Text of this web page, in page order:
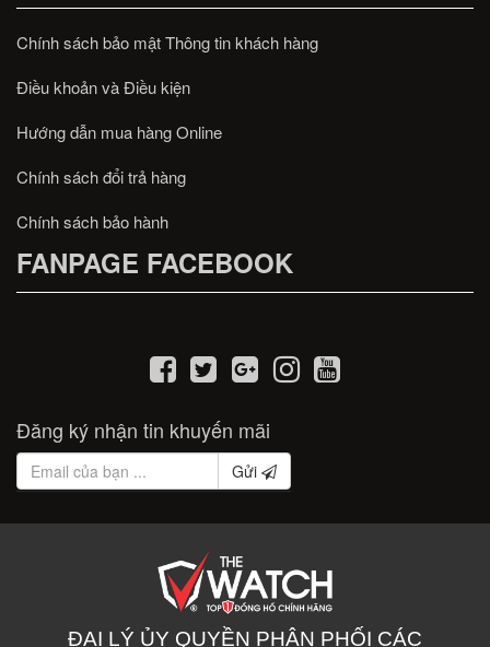
Chính sách bảo mật Thông tin khách hàng
Điều khoản và Điều kiện
Hướng dẫn mua hàng Online
Chính sách đổi trả hàng
Chính sách bảo hành
FANPAGE FACEBOOK
Đăng ký nhận tin khuyến mãi
Gửi
ĐẠI LÝ ỦY QUYỀN PHÂN PHỐI CÁC